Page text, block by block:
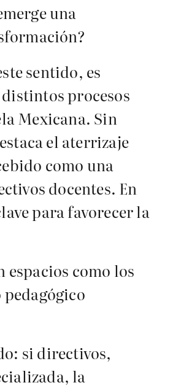
una
sentido, es
procesos
Mexicana. Sin
el aterrizaje
como una
docentes. En
para favorecer la
como los
pedagógico
si directivos,
la